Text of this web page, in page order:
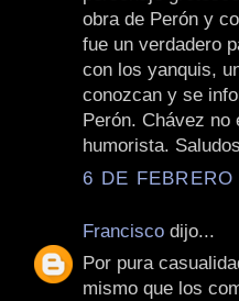
obra de Perón y
fue un verdadero
con los yanquis,
conozcan y se
Perón. Chávez
humorista.
6 DE
Francisco dijo...
Por pura
mismo que los